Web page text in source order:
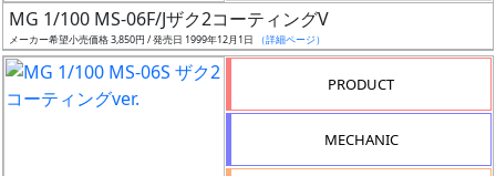
フ
リ
ー
ワ
MG 1/100 MS-06F/Jザク2コーティングV
メーカー希望小売価格 3,850円 / 発売日 1999年12月1日 （詳細ページ）
PRODUCT
MECHANIC